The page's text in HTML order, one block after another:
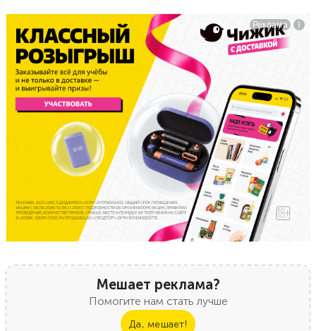
Мешает реклама?
Помогите нам стать лучше
Да, мешает!